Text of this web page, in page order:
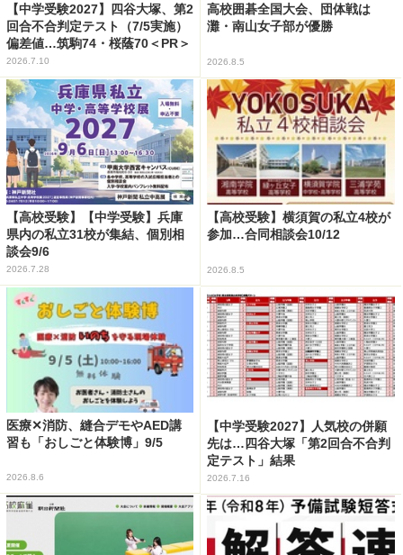
【中学受験2027】四谷大塚、第2
回合不合判定テスト（7/5実施）
偏差値…筑駒74・桜蔭70＜PR＞
2026.7.10
高校囲碁全国大会、団体戦は
灘・南山女子部が優勝
2026.8.5
【高校受験】【中学受験】兵庫
県内の私立31校が集結、個別相
談会9/6
2026.7.28
【高校受験】横須賀の私立4校が
参加…合同相談会10/12
2026.8.5
医療✕消防、縫合デモやAED講
習も「おしごと体験博」9/5
2026.8.6
【中学受験2027】人気校の併願
先は…四谷大塚「第2回合不合判
定テスト」結果
2026.7.16